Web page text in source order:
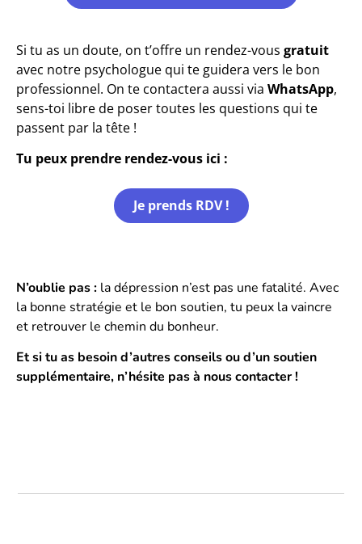
Si tu as un doute, on t’offre un rendez-vous gratuit
avec notre psychologue qui te guidera vers le bon
professionnel. On te contactera aussi via WhatsApp,
sens-toi libre de poser toutes les questions qui te
passent par la tête !
Tu peux prendre rendez-vous ici :
Je prends RDV !
N’oublie pas : la dépression n’est pas une fatalité. Avec
la bonne stratégie et le bon soutien, tu peux la vaincre
et retrouver le chemin du bonheur.
Et si tu as besoin d’autres conseils ou d’un soutien
supplémentaire, n’hésite pas à nous contacter !